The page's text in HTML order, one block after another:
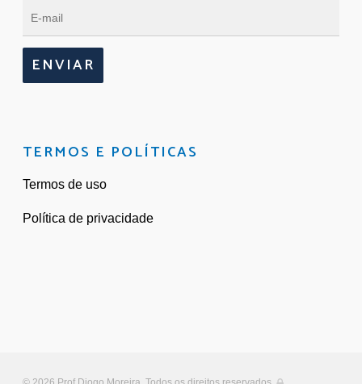
ENVIAR
TERMOS E POLÍTICAS
Termos de uso
Política de privacidade